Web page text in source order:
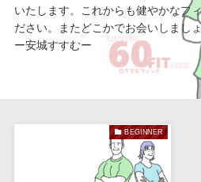
いたします。これからも健やかなフ
ださい。またどこかでお会いしましょ
ー安城すすむー
BEGINNER